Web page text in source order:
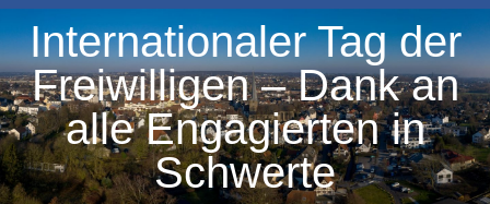
Internationaler Tag der
Freiwilligen – Dank an
alle Engagierten in
Schwerte